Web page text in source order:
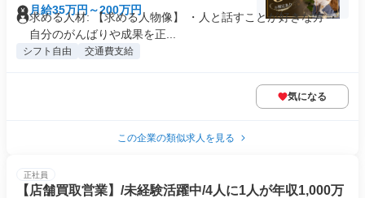
月給35万円～200万円
求める人材: 【求める人物像】 ・人と話すことが好きな方 ・
自分のがんばりや成果を正...
シフト自由 交通費支給
気になる
この企業の類似求人を見る
正社員
【店舗買取営業】/未経験活躍中/4人に1人が年収1,000万